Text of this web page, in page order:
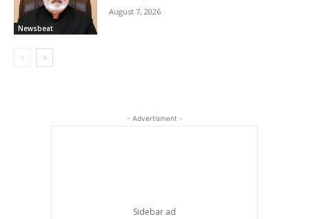
Newsbeat
August 7, 2026
- Advertisment -